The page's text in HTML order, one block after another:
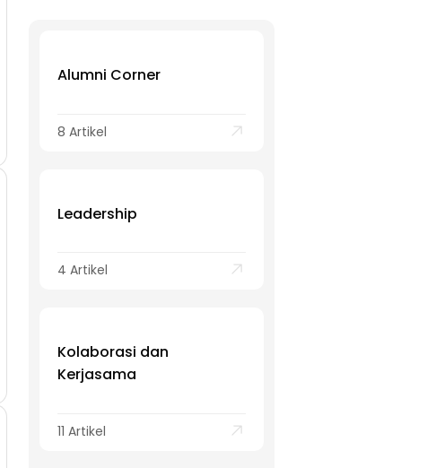
Alumni Corner
8 Artikel
Leadership
4 Artikel
Kolaborasi dan
Kerjasama
11 Artikel